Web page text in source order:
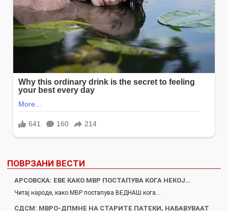
ПОВРЗАНИ ВЕСТИ
АРСОВСКА: ЕВЕ КАКО МВР ПОСТАПУВА КОГА НЕКОЈ…
Читај народе, како МВР постапува ВЕДНАШ кога…
СДСМ: МВРО-ДПМНЕ НА СТАРИТЕ ПАТЕКИ, НАБАВУВААТ